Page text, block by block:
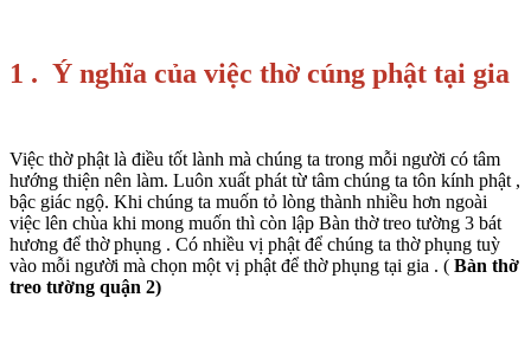
1 . Ý nghĩa của việc thờ cúng phật tại gia
Việc thờ phật là điều tốt lành mà chúng ta trong mỗi người có tâm
hướng thiện nên làm. Luôn xuất phát từ tâm chúng ta tôn kính phật ,
bậc giác ngộ. Khi chúng ta muốn tỏ lòng thành nhiều hơn ngoài
việc lên chùa khi mong muốn thì còn lập Bàn thờ treo tường 3 bát
hương để thờ phụng . Có nhiều vị phật để chúng ta thờ phụng tuỳ
vào mỗi người mà chọn một vị phật để thờ phụng tại gia . ( Bàn thờ
treo tường quận 2)